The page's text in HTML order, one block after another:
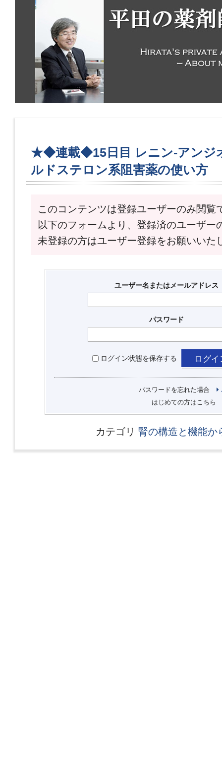
★◆連載◆15日目 レニン-アンジ
ルドステロン系阻害薬の使い方
このコンテンツは登録ユーザーのみ閲覧
以下のフォームより、登録済のユーザー
未登録の方はユーザー登録をお願いいた
ユーザー名またはメールアドレス
パスワード
ログイン状態を保存する
パスワードを忘れた場合
はじめての方はこちら
カテゴリ 腎の構造と機能か